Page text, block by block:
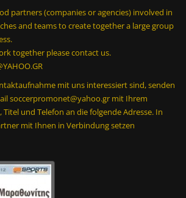
partners (companies or agencies) involved in
and teams to create together a large group
together please contact us.
mit uns interessiert sind, senden
soccerpromonet@yahoo.gr mit Ihrem
und Telefon an die folgende Adresse. In
mit Ihnen in Verbindung setzen